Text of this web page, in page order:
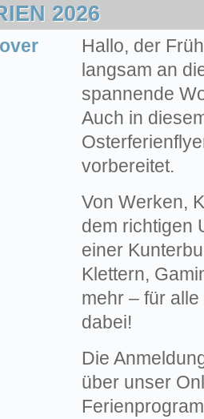
2026
Hallo, der
langsam an
spannende
Auch in
vorbereitet.
Von Werken,
dem richtigen
einer
Klettern,
mehr – für
dabei!
Die
über unser